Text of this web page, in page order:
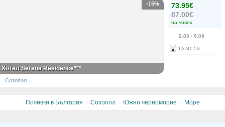
73.95€
87.00€
на човек
9.08 - 6.09
63:31 :52
-15%
Хотел Serena Residence***
Созопол
Почивки в България · Созопол · Южно черноморие · Море